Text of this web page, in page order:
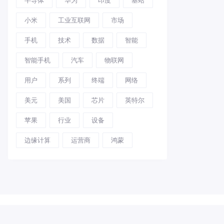
小米 工业互联网 市场
手机 技术 数据 智能
智能手机 汽车 物联网
用户 系列 终端 网络
美元 美国 芯片 英特尔
苹果 行业 设备
边缘计算 运营商 鸿蒙